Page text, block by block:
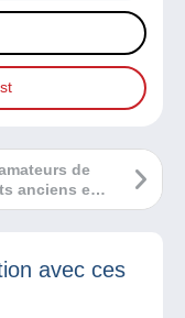
de
anciens et
brocante
Hit et
2023 !
avec ces